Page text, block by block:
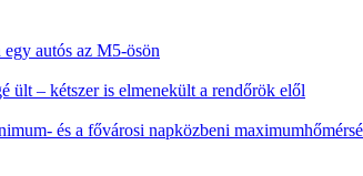
autós az M5-ösön
ült – kétszer is elmenekült a rendőrök elől
és a fővárosi napközbeni